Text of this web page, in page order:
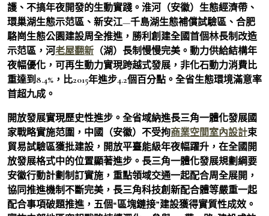
護、不搞年夜開發的生動實踐。淮河（安徽）生態經濟帶、
環巢湖生態示范區、新安江—千島湖生態補償試驗區、合肥
駱崗生態公園建設周全推進，勝利創建全國首個林長制改造
示范區，河老屋翻新 （湖）長制慢慢完美。動力供給結構年
夜幅優化，可再生動力實現跨越式發展，非化石動力消費比
重達到8.4%，比2015年進步4.2個百分點。全省生態環境滿意率
首超九成。
開放發展實現歷史性進步。全省域納進長三角一體化發展國
家戰略實施范圍，中國（安徽）不受拘商業空間室內設計束
貿易試驗區獲批建設，開放平臺能級年夜幅躍升，在全國開
放發展格式中的位置顯著進步。長三角一體化發展規劃綱要
安徽行動計劃制訂實施，重點領域交通一起配合周全展開，
協同推進機制不斷完美，長三角科技創新配合體等嚴重一起
配合事項破題推進，五個“區塊鏈接”建設獲得實質性成效。